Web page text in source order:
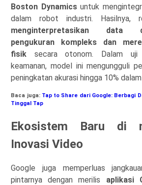
Boston Dynamicsuntuk
dalam robot industri. Hasilnya,
menginterpretasikan data
pengukuran kompleks dan
fisik secara otonom. Dalam uji
keamanan, model ini mengungguli
peningkatan akurasi hingga 10%
Baca juga: Tap to Share dari Google: Berbagi
Tinggal Tap
Ekosistem Baru di
Inovasi Video
Google juga memperluas
pintarnya dengan merilis aplikasi